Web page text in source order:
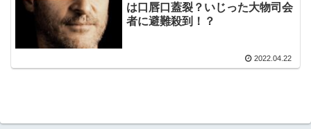
は口唇口蓋裂？いじった大物司会
者に避難殺到！？
2022.04.22